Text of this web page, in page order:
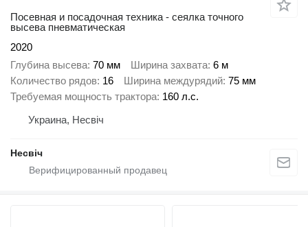
Посевная и посадочная техника - сеялка точного
высева пневматическая
2020
Глубина высева 70 мм Ширина захвата 6 м
Количество рядов 16 Ширина междурядий 75 мм
Требуемая мощность трактора 160 л.с.
Украина, Несвіч
Несвіч